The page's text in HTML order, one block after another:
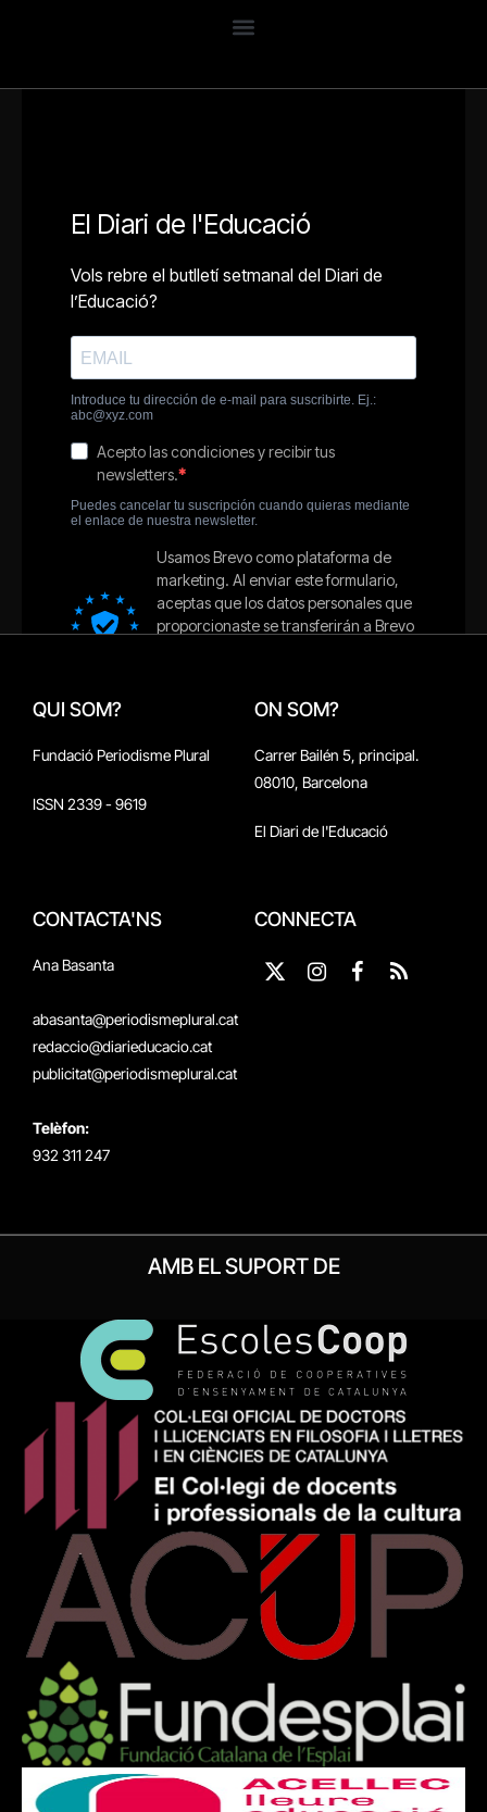
QUI SOM?
Fundació Periodisme Plural
ISSN 2339 - 9619
ON SOM?
Carrer Bailén 5, principal.
08010, Barcelona
El Diari de l'Educació
CONTACTA'NS
Ana Basanta
abasanta@periodismeplural.cat
redaccio@diarieducacio.cat
publicitat@periodismeplural.cat
Telèfon:
932 311 247
CONNECTA
X
Instagram
Facebook
RSS
AMB EL SUPORT DE